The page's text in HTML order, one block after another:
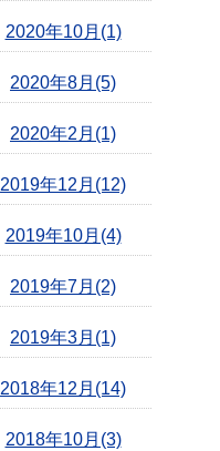
2020年10月(1)
2020年8月(5)
2020年2月(1)
2019年12月(12)
2019年10月(4)
2019年7月(2)
2019年3月(1)
2018年12月(14)
2018年10月(3)